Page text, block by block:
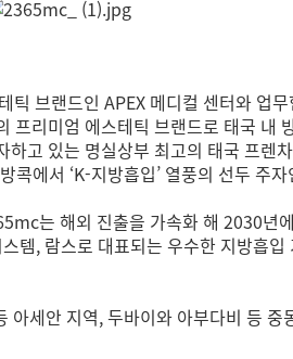
브랜드인 APEX 메디컬 센터와 업
리미엄 에스테틱 브랜드로 태국 내
고 있는 명실상부 최고의 태국 프렌
에서 ‘K-지방흡입’ 열풍의 선두 주
는 해외 진출을 가속화 해 2030년
템, 람스로 대표되는 우수한 지방흡
세안 지역, 두바이와 아부다비 등